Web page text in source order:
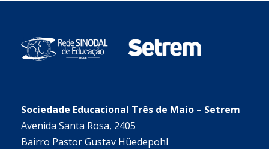
Sociedade Educacional Três de Maio – Setrem
Avenida Santa Rosa, 2405
Bairro Pastor Gustav Hüedepohl